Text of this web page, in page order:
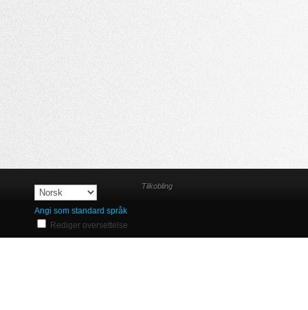
Angi som standard språk
Rediger oversettelse
Tilkobling